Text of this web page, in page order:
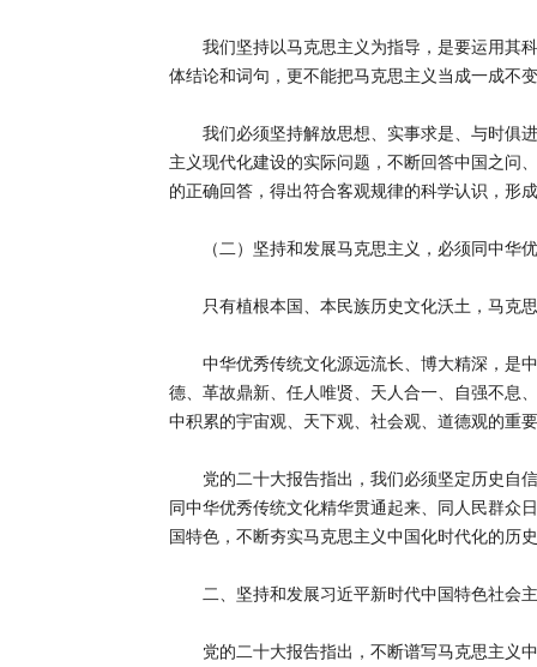
我们坚持以马克思主义为指导，是要运用其科
体结论和词句，更不能把马克思主义当成一成不
我们必须坚持解放思想、实事求是、与时俱进
主义现代化建设的实际问题，不断回答中国之问
的正确回答，得出符合客观规律的科学认识，形
（二）坚持和发展马克思主义，必须同中华
只有植根本国、本民族历史文化沃土，马克
中华优秀传统文化源远流长、博大精深，是中
德、革故鼎新、任人唯贤、天人合一、自强不息
中积累的宇宙观、天下观、社会观、道德观的重
党的二十大报告指出，我们必须坚定历史自信
同中华优秀传统文化精华贯通起来、同人民群众
国特色，不断夯实马克思主义中国化时代化的历
二、坚持和发展习近平新时代中国特色社会
党的二十大报告指出，不断谱写马克思主义中